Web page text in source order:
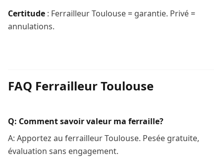
Certitude : Ferrailleur Toulouse = garantie. Privé =
annulations.
FAQ Ferrailleur Toulouse
Q: Comment savoir valeur ma ferraille?
A: Apportez au ferrailleur Toulouse. Pesée gratuite,
évaluation sans engagement.